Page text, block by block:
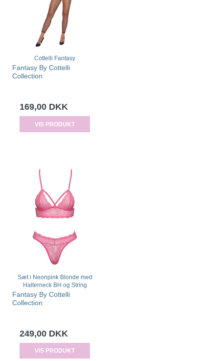
Cottelli Fantasy
Fantasy By Cottelli
Collection
169,00 DKK
VIS PRODUKT
Sæt i Neonpink Blonde med
Halterneck BH og String
Fantasy By Cottelli
Collection
249,00 DKK
VIS PRODUKT